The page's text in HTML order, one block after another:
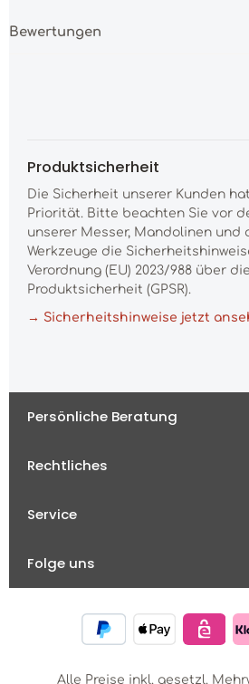
Bewertungen
Produktsicherheit
Die Sicherheit unserer Kunden
Priorität. Bitte beachten Sie vor
unserer Messer, Mandolinen und
Werkzeuge die
Verordnung (EU) 2023/988 über
Produktsicherheit (GPSR).
→ Sicherheitshinweise jetzt
Persönliche Beratung
Rechtliches
Service
Folge uns
Alle Preise inkl. gesetzl.